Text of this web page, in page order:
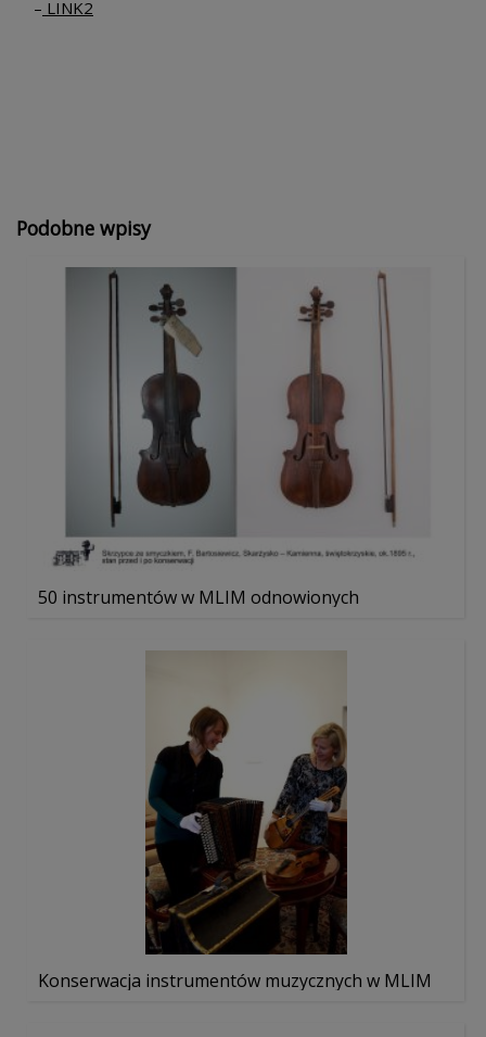
– LINK2
Podobne wpisy
50 instrumentów w MLIM odnowionych
Konserwacja instrumentów muzycznych w MLIM